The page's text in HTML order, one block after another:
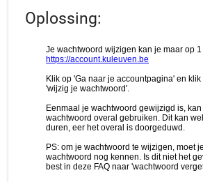
Oplossing: